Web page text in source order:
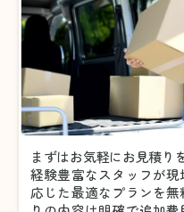
まずはお気軽にお見積り
経験豊富なスタッフが
応じた最適なプランを